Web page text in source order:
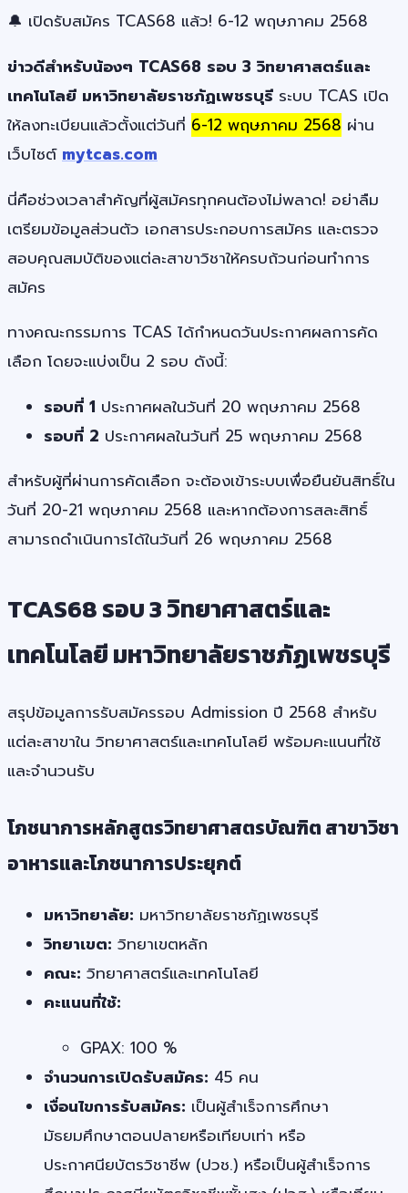
🔔 เปิดรับสมัคร TCAS68 แล้ว! 6-12 พฤษภาคม 2568
ข่าวดีสำหรับน้องๆ TCAS68 รอบ 3 วิทยาศาสตร์และ
เทคโนโลยี มหาวิทยาลัยราชภัฏเพชรบุรี ระบบ TCAS เปิด
ให้ลงทะเบียนแล้วตั้งแต่วันที่ 6-12 พฤษภาคม 2568 ผ่าน
เว็บไซต์ mytcas.com
นี่คือช่วงเวลาสำคัญที่ผู้สมัครทุกคนต้องไม่พลาด! อย่าลืม
เตรียมข้อมูลส่วนตัว เอกสารประกอบการสมัคร และตรวจ
สอบคุณสมบัติของแต่ละสาขาวิชาให้ครบถ้วนก่อนทำการ
สมัคร
ทางคณะกรรมการ TCAS ได้กำหนดวันประกาศผลการคัด
เลือก โดยจะแบ่งเป็น 2 รอบ ดังนี้:
รอบที่ 1 ประกาศผลในวันที่ 20 พฤษภาคม 2568
รอบที่ 2 ประกาศผลในวันที่ 25 พฤษภาคม 2568
สำหรับผู้ที่ผ่านการคัดเลือก จะต้องเข้าระบบเพื่อยืนยันสิทธิ์ใน
วันที่ 20-21 พฤษภาคม 2568 และหากต้องการสละสิทธิ์
สามารถดำเนินการได้ในวันที่ 26 พฤษภาคม 2568
TCAS68 รอบ 3 วิทยาศาสตร์และ
เทคโนโลยี มหาวิทยาลัยราชภัฏเพชรบุรี
สรุปข้อมูลการรับสมัครรอบ Admission ปี 2568 สำหรับ
แต่ละสาขาใน วิทยาศาสตร์และเทคโนโลยี พร้อมคะแนนที่ใช้
และจำนวนรับ
โภชนาการหลักสูตรวิทยาศาสตรบัณฑิต สาขาวิชา
อาหารและโภชนาการประยุกต์
มหาวิทยาลัย: มหาวิทยาลัยราชภัฏเพชรบุรี
วิทยาเขต: วิทยาเขตหลัก
คณะ: วิทยาศาสตร์และเทคโนโลยี
คะแนนที่ใช้:
GPAX: 100 %
จำนวนการเปิดรับสมัคร: 45 คน
เงื่อนไขการรับสมัคร: เป็นผู้สำเร็จการศึกษา
มัธยมศึกษาตอนปลายหรือเทียบเท่า หรือ
ประกาศนียบัตรวิชาชีพ (ปวช.) หรือเป็นผู้สำเร็จการ